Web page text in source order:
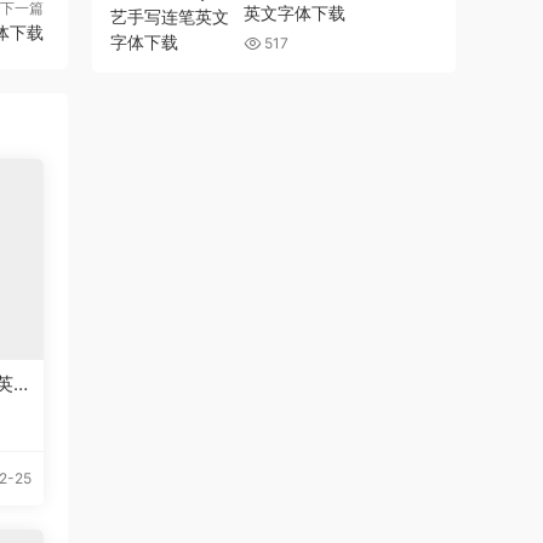
下一篇
下载
25
英文字体下载
517